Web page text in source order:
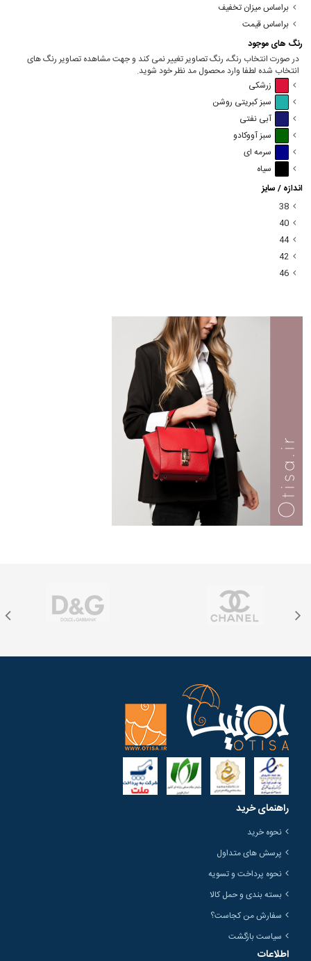
براساس میزان تخفیف
براساس قیمت
رنگ های موجود
در صورت انتخاب رنگ، رنگ تصاویر تغییر نمی کند و جهت مشاهده تصاویر رنگ های
انتخاب شده لطفا وارد محصول مد نظر خود شوید.
زرشکی
سبز کبریتی روشن
آبی نفتی
سبز آووکادو
سرمه ای
سیاه
اندازه / سایز
38
40
44
42
46
راهنمای خرید
نحوه خرید
پرسش های متداول
نحوه پرداخت و تسویه
بسته بندی و حمل کالا
سفارش من کجاست؟
سیاست بازگشت
اطلاعات